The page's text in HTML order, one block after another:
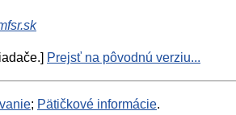
Prejsť na pôvodnú verziu...
; Pätičkové informácie.